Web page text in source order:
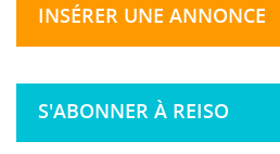
INSÉRER UNE ANNONCE
S'ABONNER À REISO